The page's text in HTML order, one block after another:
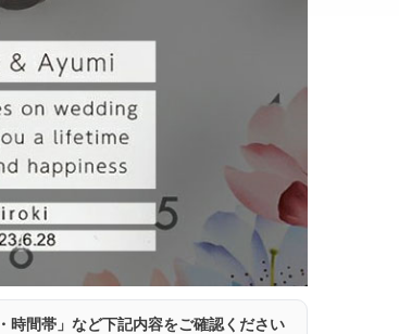
時間帯」など下記内容をご確認ください